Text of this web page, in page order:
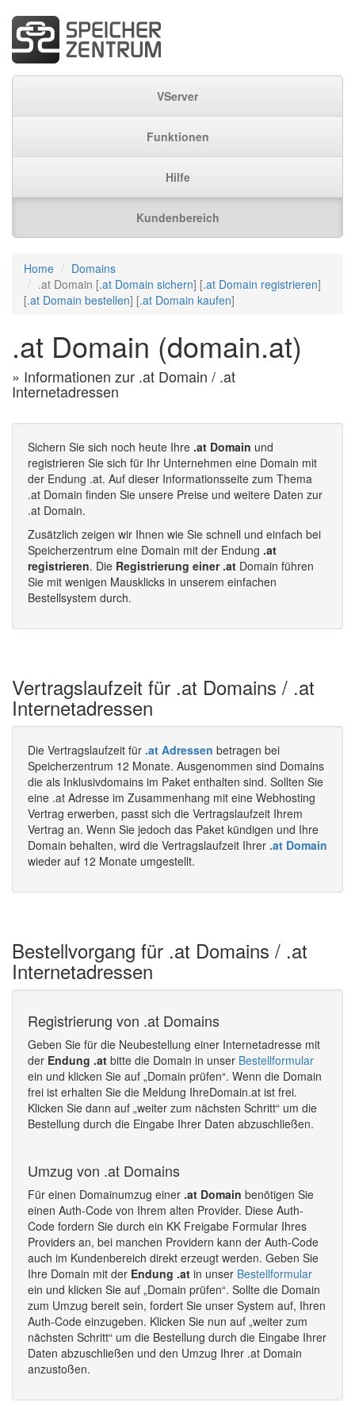
VServer
Funktionen
Hilfe
Kundenbereich
Home
Domains
.at Domain [.at Domain sichern] [.at Domain registrieren]
[.at Domain bestellen] [.at Domain kaufen]
.at Domain (domain.at)
» Informationen zur .at Domain / .at
Internetadressen
Sichern Sie sich noch heute Ihre .at Domain und
registrieren Sie sich für Ihr Unternehmen eine Domain mit
der Endung .at. Auf dieser Informationsseite zum Thema
.at Domain finden Sie unsere Preise und weitere Daten zur
.at Domain.
Zusätzlich zeigen wir Ihnen wie Sie schnell und einfach bei
Speicherzentrum eine Domain mit der Endung .at
registrieren. Die Registrierung einer .at Domain führen
Sie mit wenigen Mausklicks in unserem einfachen
Bestellsystem durch.
Vertragslaufzeit für .at Domains / .at
Internetadressen
Die Vertragslaufzeit für .at Adressen betragen bei
Speicherzentrum 12 Monate. Ausgenommen sind Domains
die als Inklusivdomains im Paket enthalten sind. Sollten Sie
eine .at Adresse im Zusammenhang mit eine Webhosting
Vertrag erwerben, passt sich die Vertragslaufzeit Ihrem
Vertrag an. Wenn Sie jedoch das Paket kündigen und Ihre
Domain behalten, wird die Vertragslaufzeit Ihrer .at Domain
wieder auf 12 Monate umgestellt.
Bestellvorgang für .at Domains / .at
Internetadressen
Registrierung von .at Domains
Geben Sie für die Neubestellung einer Internetadresse mit
der Endung .at bitte die Domain in unser Bestellformular
ein und klicken Sie auf „Domain prüfen“. Wenn die Domain
frei ist erhalten Sie die Meldung IhreDomain.at ist frei.
Klicken Sie dann auf „weiter zum nächsten Schritt“ um die
Bestellung durch die Eingabe Ihrer Daten abzuschließen.
Umzug von .at Domains
Für einen Domainumzug einer .at Domain benötigen Sie
einen Auth-Code von Ihrem alten Provider. Diese Auth-
Code fordern Sie durch ein KK Freigabe Formular Ihres
Providers an, bei manchen Providern kann der Auth-Code
auch im Kundenbereich direkt erzeugt werden. Geben Sie
Ihre Domain mit der Endung .at in unser Bestellformular
ein und klicken Sie auf „Domain prüfen“. Sollte die Domain
zum Umzug bereit sein, fordert Sie unser System auf, Ihren
Auth-Code einzugeben. Klicken Sie nun auf „weiter zum
nächsten Schritt“ um die Bestellung durch die Eingabe Ihrer
Daten abzuschließen und den Umzug Ihrer .at Domain
anzustoßen.